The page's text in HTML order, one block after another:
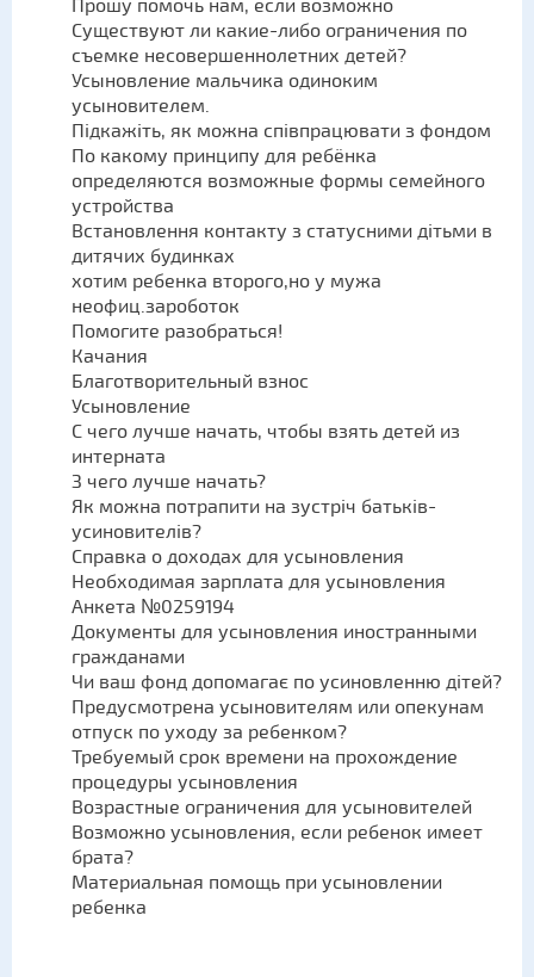
Прошу помочь нам, если возможно
Существуют ли какие-либо ограничения по
съемке несовершеннолетних детей?
Усыновление мальчика одиноким
усыновителем.
Підкажіть, як можна співпрацювати з фондом
По какому принципу для ребёнка
определяются возможные формы семейного
устройства
Встановлення контакту з статусними дітьми в
дитячих будинках
хотим ребенка второго,но у мужа
неофиц.зароботок
Помогите разобраться!
Качания
Благотворительный взнос
Усыновление
С чего лучше начать, чтобы взять детей из
интерната
З чего лучше начать?
Як можна потрапити на зустріч батьків-
усиновителів?
Справка о доходах для усыновления
Необходимая зарплата для усыновления
Анкета №0259194
Документы для усыновления иностранными
гражданами
Чи ваш фонд допомагає по усиновленню дітей?
Предусмотрена усыновителям или опекунам
отпуск по уходу за ребенком?
Требуемый срок времени на прохождение
процедуры усыновления
Возрастные ограничения для усыновителей
Возможно усыновления, если ребенок имеет
брата?
Материальная помощь при усыновлении
ребенка